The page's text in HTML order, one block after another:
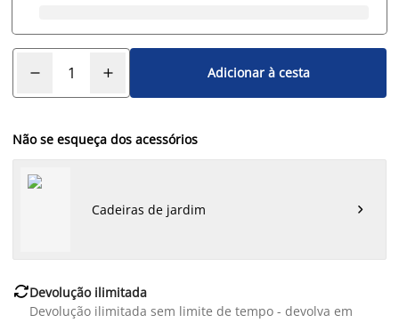
Adicionar à cesta
Não se esqueça dos acessórios
Cadeiras de jardim 
Devolução ilimitada
Devolução ilimitada sem limite de tempo - devolva em